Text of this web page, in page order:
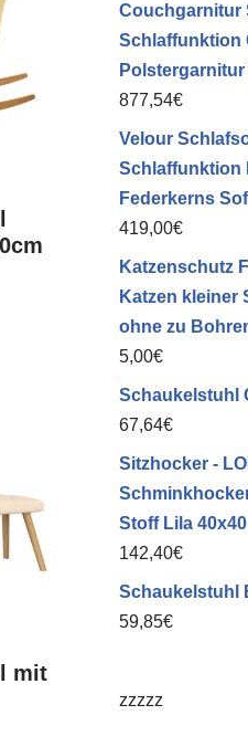
mit
Couchgarnitur
Schlaffunktion
877,54€
Velour
Schlaffunktion
Federkerns
419,00€
Katzenschutz
Katzen kleiner
ohne zu
5,00€
Schaukelstuhl
67,64€
Sitzhocker -
Stoff Lila
142,40€
Schaukelstuhl
59,85€
zzzzz